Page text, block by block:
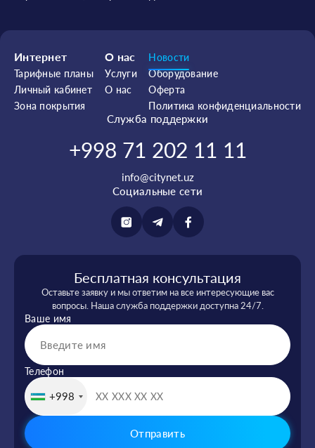
Интернет
Тарифные планы
Личный кабинет
Зона покрытия
О нас
Услуги
О нас
Новости
Оборудование
Оферта
Политика конфиденциальности
Служба поддержки
+998 71 202 11 11
info@citynet.uz
Социальные сети
Бесплатная консультация
Оставьте заявку и мы ответим на все интересующие вас
вопросы. Наша служба поддержки доступна 24/7.
Ваше имя
Телефон
+998
Отправить